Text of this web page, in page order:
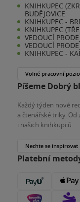
KNIHKUPEC
BUDĚJOVICE
KNIHKUPEC -
KNIHKUPEC
VEDOUCÍ
VEDOUCÍ
KNIHKUPEC -
Volné pracovní
Píšeme Dobrý
Každý týden nové
a čtenářské triky.
i našich knihkupců.
Nechte se inspirovat
Platební